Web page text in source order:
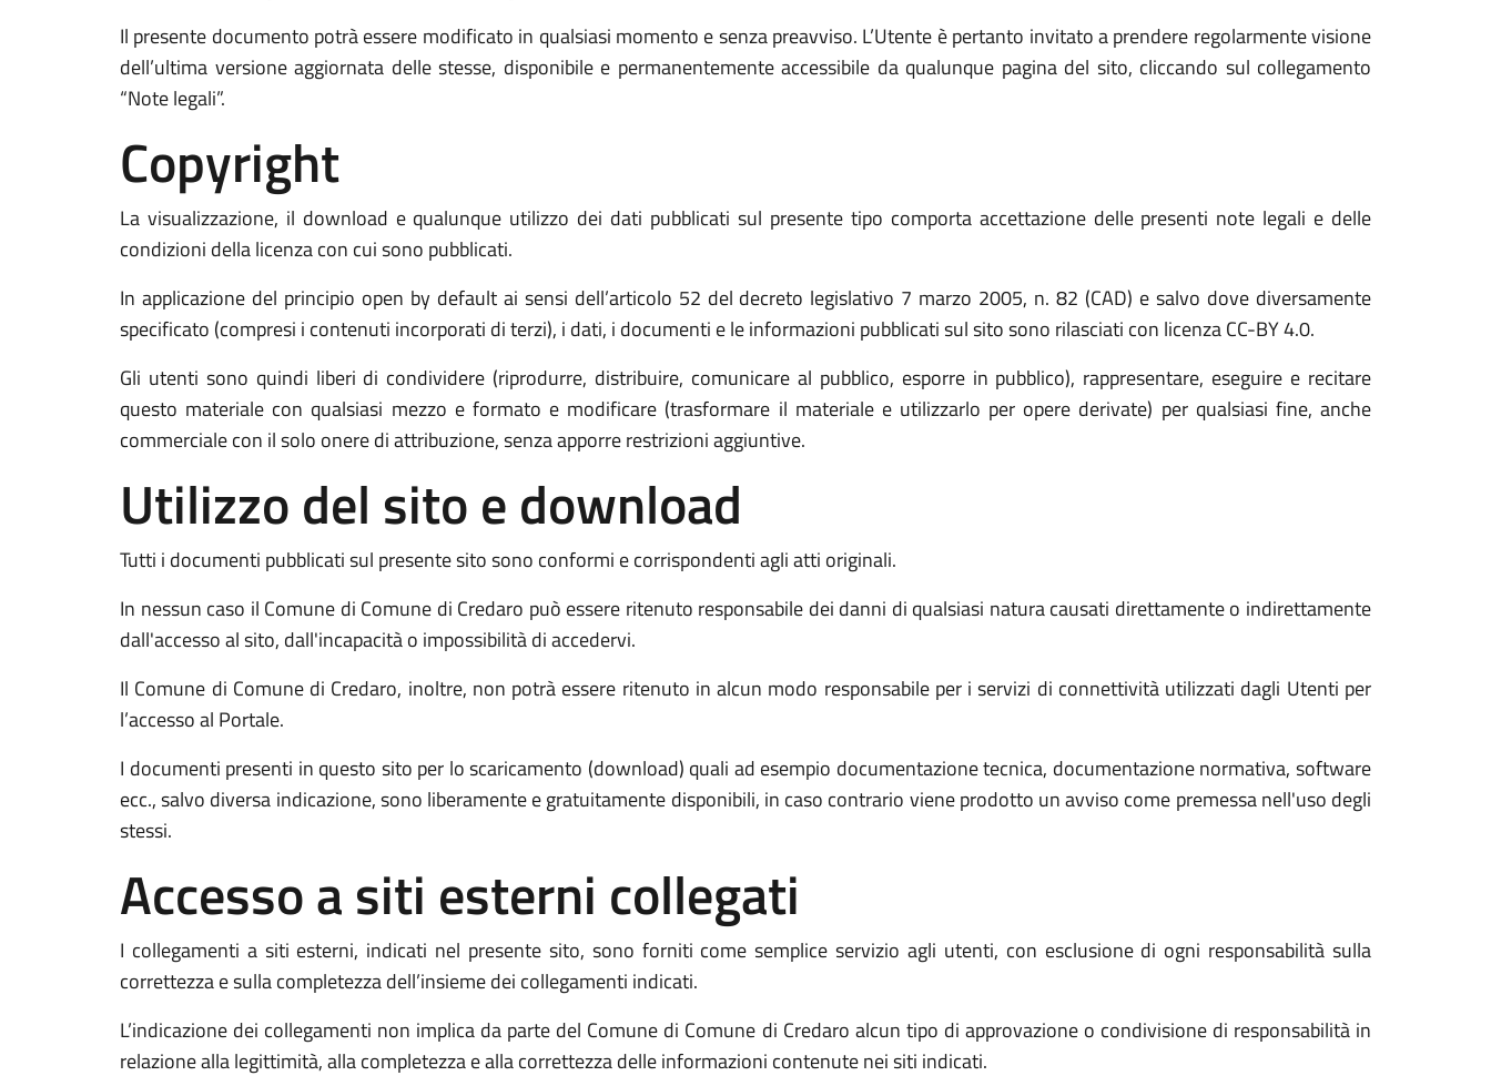
Il presente documento potrà essere modificato in qualsiasi momento e senza preavviso. L’Utente è pertanto invitato a prendere regolarmente visione
dell’ultima versione aggiornata delle stesse, disponibile e permanentemente accessibile da qualunque pagina del sito, cliccando sul collegamento
“Note legali”.
Copyright
La visualizzazione, il download e qualunque utilizzo dei dati pubblicati sul presente tipo comporta accettazione delle presenti note legali e delle
condizioni della licenza con cui sono pubblicati.
In applicazione del principio open by default ai sensi dell’articolo 52 del decreto legislativo 7 marzo 2005, n. 82 (CAD) e salvo dove diversamente
specificato (compresi i contenuti incorporati di terzi), i dati, i documenti e le informazioni pubblicati sul sito sono rilasciati con licenza CC-BY 4.0.
Gli utenti sono quindi liberi di condividere (riprodurre, distribuire, comunicare al pubblico, esporre in pubblico), rappresentare, eseguire e recitare
questo materiale con qualsiasi mezzo e formato e modificare (trasformare il materiale e utilizzarlo per opere derivate) per qualsiasi fine, anche
commerciale con il solo onere di attribuzione, senza apporre restrizioni aggiuntive.
Utilizzo del sito e download
Tutti i documenti pubblicati sul presente sito sono conformi e corrispondenti agli atti originali.
In nessun caso il Comune di Comune di Credaro può essere ritenuto responsabile dei danni di qualsiasi natura causati direttamente o indirettamente
dall'accesso al sito, dall'incapacità o impossibilità di accedervi.
Il Comune di Comune di Credaro, inoltre, non potrà essere ritenuto in alcun modo responsabile per i servizi di connettività utilizzati dagli Utenti per
l’accesso al Portale.
I documenti presenti in questo sito per lo scaricamento (download) quali ad esempio documentazione tecnica, documentazione normativa, software
ecc., salvo diversa indicazione, sono liberamente e gratuitamente disponibili, in caso contrario viene prodotto un avviso come premessa nell'uso degli
stessi.
Accesso a siti esterni collegati
I collegamenti a siti esterni, indicati nel presente sito, sono forniti come semplice servizio agli utenti, con esclusione di ogni responsabilità sulla
correttezza e sulla completezza dell’insieme dei collegamenti indicati.
L’indicazione dei collegamenti non implica da parte del Comune di Comune di Credaro alcun tipo di approvazione o condivisione di responsabilità in
relazione alla legittimità, alla completezza e alla correttezza delle informazioni contenute nei siti indicati.